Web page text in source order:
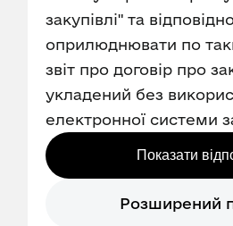
закупівлі" та
оприлюднювати по
звіт про договір про
укладений без
електронної системи
Показати
Розширений